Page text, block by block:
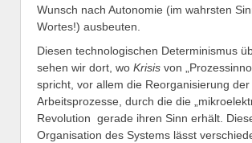
Wunsch nach Autonomie (im wahrsten
Wortes!) ausbeuten.
Diesen technologischen Determinismus
sehen wir dort, wo Krisis von
spricht, vor allem die Reorganisierung der
Arbeitsprozesse, durch die die
Revolution gerade ihren Sinn erhält.
Organisation des Systems lässt